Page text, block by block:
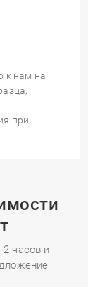
к нам на
при
2 часов и